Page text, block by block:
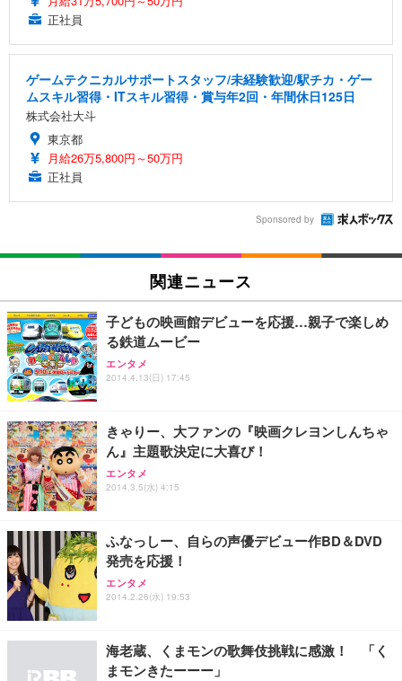
正社員
ゲームテクニカルサポートスタッフ/未経験歓迎/駅チカ・ゲー
ムスキル習得・ITスキル習得・賞与年2回・年間休日125日
株式会社大斗
東京都
月給26万5,800円～50万円
正社員
Sponsored by
関連ニュース
子どもの映画館デビューを応援…親子で楽しめ
る鉄道ムービー
エンタメ
2014.4.13(日) 17:45
きゃりー、大ファンの『映画クレヨンしんちゃ
ん』主題歌決定に大喜び！
エンタメ
2014.3.5(水) 4:15
ふなっしー、自らの声優デビュー作BD＆DVD
発売を応援！
エンタメ
2014.2.26(水) 19:53
海老蔵、くまモンの歌舞伎挑戦に感激！ 「く
まモンきたーーー」